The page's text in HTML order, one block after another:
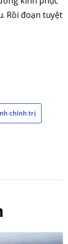
Rồi đoạn tuyệt
chính trị